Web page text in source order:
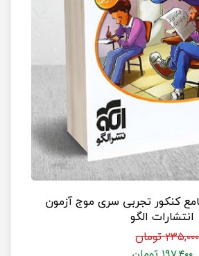
کنکور تجربی سری موج آزمون
انتشارات الگو
۲۳۵,۰۰۰ تومان